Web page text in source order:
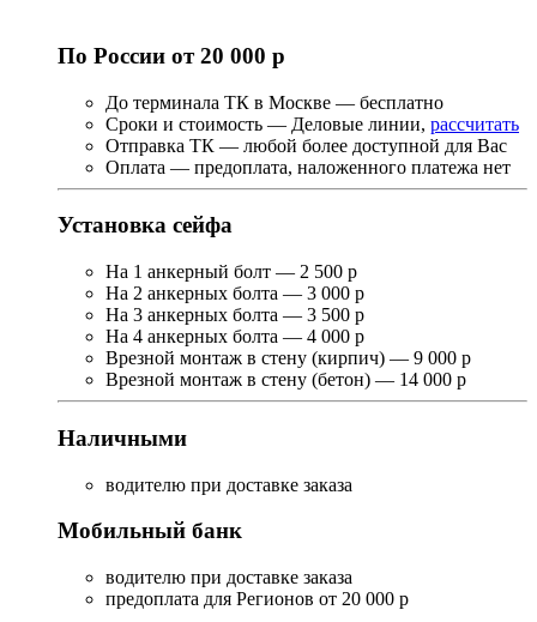
По России от 20 000 р
До терминала ТК в Москве — бесплатно
Сроки и стоимость — Деловые линии, рассчитать
Отправка ТК — любой более доступной для Вас
Оплата — предоплата, наложенного платежа нет
Установка сейфа
На 1 анкерный болт — 2 500 р
На 2 анкерных болта — 3 000 р
На 3 анкерных болта — 3 500 р
На 4 анкерных болта — 4 000 р
Врезной монтаж в стену (кирпич) — 9 000 р
Врезной монтаж в стену (бетон) — 14 000 р
Наличными
водителю при доставке заказа
Мобильный банк
водителю при доставке заказа
предоплата для Регионов от 20 000 р